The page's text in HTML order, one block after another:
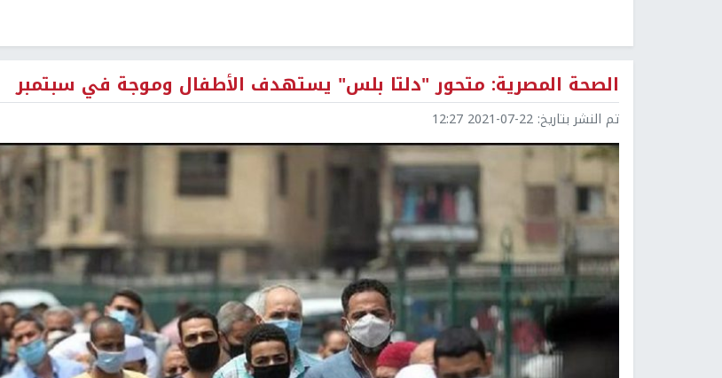
الصحة المصرية: متحور "دلتا بلس" يستهدف الأطفال وموجة في سبتمبر
تم النشر بتاريخ: 2021-07-22 12:27